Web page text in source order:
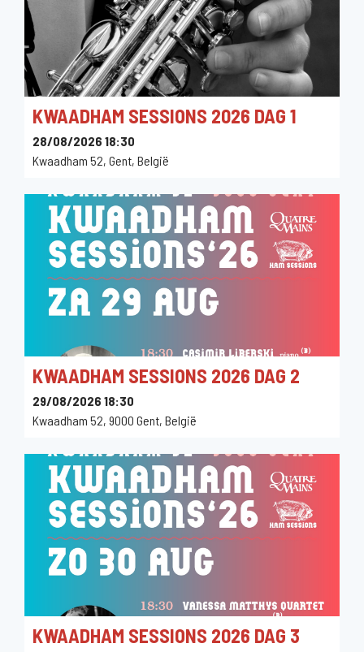
KWAADHAM SESSIONS 2026 DAG 1
28/08/2026 18:30
Kwaadham 52, Gent, België
KWAADHAM SESSIONS 2026 DAG 2
29/08/2026 18:30
Kwaadham 52, 9000 Gent, België
KWAADHAM SESSIONS 2026 DAG 3